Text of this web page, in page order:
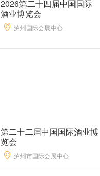
2026第二十四届中国国际
酒业博览会
泸州国际会展中心
第二十二届中国国际酒业博
览会
泸州市国际会展中心